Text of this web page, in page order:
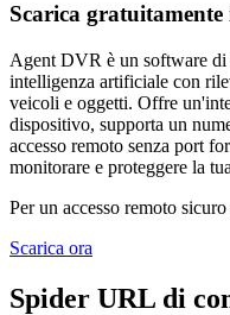
Scarica
Agent DVR è un software di
intelligenza artificiale con
veicoli e oggetti. Offre
dispositivo, supporta un
accesso remoto senza port
monitorare e proteggere la
Per un accesso remoto
Scarica ora
Spider URL di